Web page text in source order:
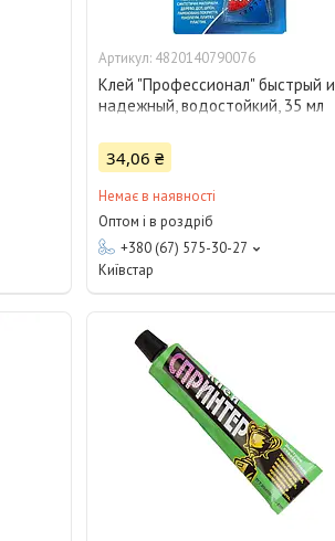
4820140790076
Клей "Профессионал" быстрый и
надежный, водостойкий, 35 мл
34,06 ₴
Немає в наявності
Оптом і в роздріб
+380 (67) 575-30-27
Київстар